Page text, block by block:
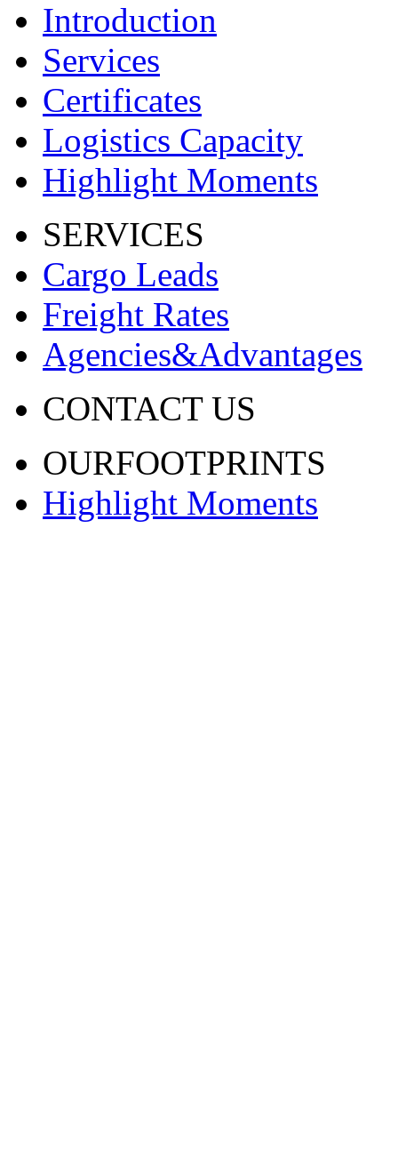
Introduction
Services
Certificates
Logistics Capacity
Highlight Moments
SERVICES
Cargo Leads
Freight Rates
Agencies&Advantages
CONTACT US
OURFOOTPRINTS
Highlight Moments